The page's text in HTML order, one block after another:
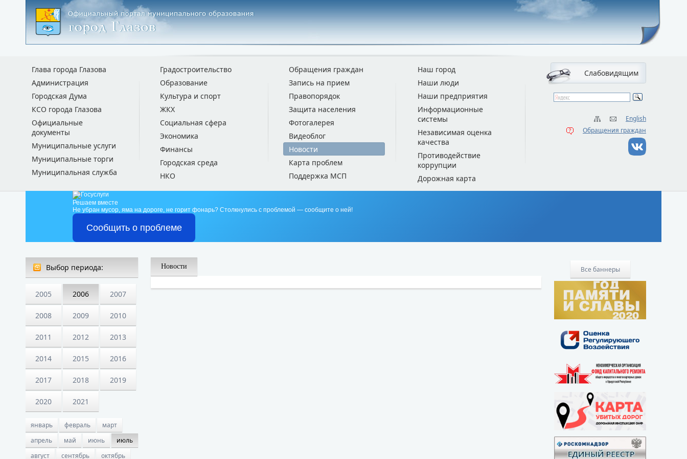
Слабовидящим
English
Обращения граждан
Глава города Глазова
Администрация
Городская Дума
КСО города Глазова
Официальные
документы
Муниципальные услуги
Муниципальные торги
Муниципальная служба
Градостроительство
Образование
Культура и спорт
ЖКХ
Социальная сфера
Экономика
Финансы
Городская среда
НКО
Обращения граждан
Запись на прием
Правопорядок
Защита населения
Фотогалерея
Видеоблог
Новости
Карта проблем
Поддержка МСП
Наш город
Наши люди
Наши предприятия
Информационные
системы
Независимая оценка
качества
Противодействие
коррупции
Дорожная карта
Решаем вместе
Не убран мусор, яма на дороге, не горит фонарь? Столкнулись с проблемой — сообщите о ней!
Сообщить о проблеме
Выбор периода:
2005 2006 2007
2008 2009 2010
2011 2012 2013
2014 2015 2016
2017 2018 2019
2020 2021
январь февраль
март
апрель
май июнь
июль
август
сентябрь
октябрь
Все баннеры
Новости